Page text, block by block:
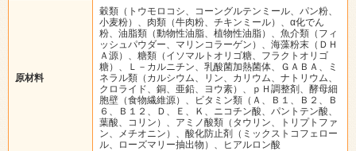
原材料
穀類（トウモロコシ、コーングルテンミール、パン粉、
小麦粉）、肉類（牛肉粉、チキンミール）、α化でん
粉、油脂類（動物性油脂、植物性油脂）、魚介類（フィ
ッシュパウダー、マリンコラーゲン）、海藻粉末（ＤＨ
Ａ源）、糖類（イソマルトオリゴ糖、フラクトオリゴ
糖）、Ｌ－カルニチン、乳酸菌加熱菌体、ＧＡＢＡ、ミ
ネラル類（カルシウム、リン、カリウム、ナトリウム、
クロライド、銅、亜鉛、ヨウ素）、ｐＨ調整剤、酵母細
胞壁（食物繊維源）、ビタミン類（Ａ、Ｂ１、Ｂ２、Ｂ
６、Ｂ１２、Ｄ、Ｅ、Ｋ、ニコチン酸、パントテン酸、
葉酸、コリン）、アミノ酸類（タウリン、トリプトファ
ン、メチオニン）、酸化防止剤（ミックストコフェロー
ル、ローズマリー抽出物）、ヒアルロン酸